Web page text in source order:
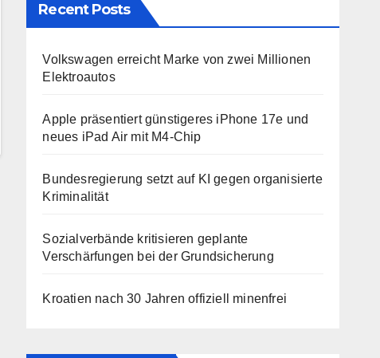
Recent Posts
Volkswagen erreicht Marke von zwei Millionen
Elektroautos
Apple präsentiert günstigeres iPhone 17e und
neues iPad Air mit M4-Chip
Bundesregierung setzt auf KI gegen organisierte
Kriminalität
Sozialverbände kritisieren geplante
Verschärfungen bei der Grundsicherung
Kroatien nach 30 Jahren offiziell minenfrei